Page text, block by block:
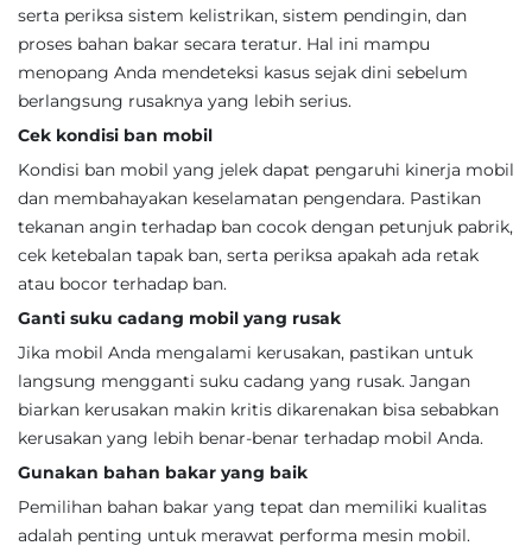
serta periksa sistem kelistrikan, sistem pendingin, dan
proses bahan bakar secara teratur. Hal ini mampu
menopang Anda mendeteksi kasus sejak dini sebelum
berlangsung rusaknya yang lebih serius.
Cek kondisi ban mobil
Kondisi ban mobil yang jelek dapat pengaruhi kinerja mobil
dan membahayakan keselamatan pengendara. Pastikan
tekanan angin terhadap ban cocok dengan petunjuk pabrik,
cek ketebalan tapak ban, serta periksa apakah ada retak
atau bocor terhadap ban.
Ganti suku cadang mobil yang rusak
Jika mobil Anda mengalami kerusakan, pastikan untuk
langsung mengganti suku cadang yang rusak. Jangan
biarkan kerusakan makin kritis dikarenakan bisa sebabkan
kerusakan yang lebih benar-benar terhadap mobil Anda.
Gunakan bahan bakar yang baik
Pemilihan bahan bakar yang tepat dan memiliki kualitas
adalah penting untuk merawat performa mesin mobil.